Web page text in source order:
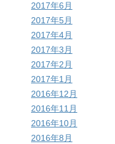
2017年6月
2017年5月
2017年4月
2017年3月
2017年2月
2017年1月
2016年12月
2016年11月
2016年10月
2016年8月